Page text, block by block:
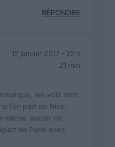
RÉPONDRE
12 janvier 2017 - 22 h
21 min
les vols sont
l’on part de Nice,
même, aucun vol
de Paris avec